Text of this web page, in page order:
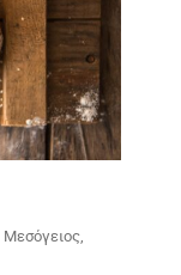
Μεσόγειος,